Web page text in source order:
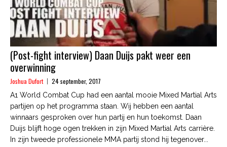
(Post-fight interview) Daan Duijs pakt weer een
overwinning
Joshua Dufort 24 september, 2017
A1 World Combat Cup had een aantal mooie Mixed Martial Arts
partijen op het programma staan. Wij hebben een aantal
winnaars gesproken over hun partij en hun toekomst. Daan
Duijs blijft hoge ogen trekken in zijn Mixed Martial Arts carrière.
In zijn tweede professionele MMA partij stond hij tegenover...